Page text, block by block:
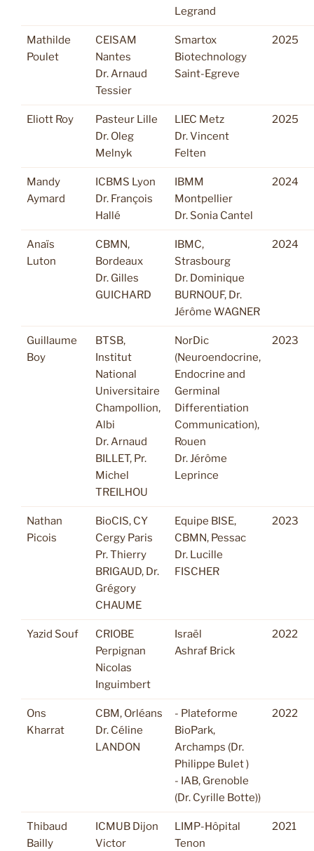
Legrand
Mathilde
Poulet
CEISAM
Nantes
Dr. Arnaud
Tessier
Smartox
Biotechnology
Saint-Egreve
2025
Eliott Roy
Pasteur Lille
Dr. Oleg
Melnyk
LIEC Metz
Dr. Vincent
Felten
2025
Mandy
Aymard
ICBMS Lyon
Dr. François
Hallé
IBMM
Montpellier
Dr. Sonia Cantel
2024
Anaïs
Luton
CBMN,
Bordeaux
Dr. Gilles
GUICHARD
IBMC,
Strasbourg
Dr. Dominique
BURNOUF, Dr.
Jérôme WAGNER
2024
Guillaume
Boy
BTSB,
Institut
National
Universitaire
Champollion,
Albi
Dr. Arnaud
BILLET, Pr.
Michel
TREILHOU
NorDic
(Neuroendocrine,
Endocrine and
Germinal
Differentiation
Communication),
Rouen
Dr. Jérôme
Leprince
2023
Nathan
Picois
BioCIS, CY
Cergy Paris
Pr. Thierry
BRIGAUD, Dr.
Grégory
CHAUME
Equipe BISE,
CBMN, Pessac
Dr. Lucille
FISCHER
2023
Yazid Souf
CRIOBE
Perpignan
Nicolas
Inguimbert
Israël
Ashraf Brick
2022
Ons
Kharrat
CBM, Orléans
Dr. Céline
LANDON
- Plateforme
BioPark,
Archamps (Dr.
Philippe Bulet )
- IAB, Grenoble
(Dr. Cyrille Botte))
2022
Thibaud
Bailly
ICMUB Dijon
Victor
LIMP-Hôpital
Tenon
2021